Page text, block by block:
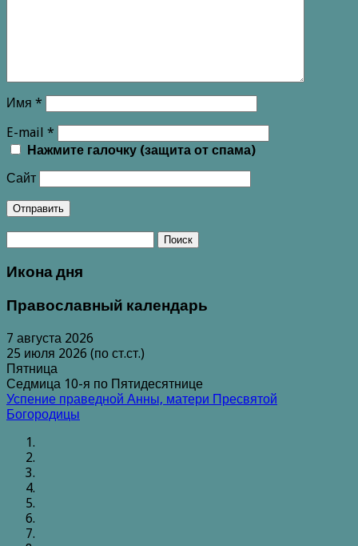
Имя *
E-mail *
Нажмите галочку (защита от спама)
Сайт
Икона дня
Православный календарь
7 августа 2026
25 июля 2026 (по ст.ст.)
Пятница
Седмица 10-я по Пятидесятнице
Успение праведной Анны, матери Пресвятой
Богородицы